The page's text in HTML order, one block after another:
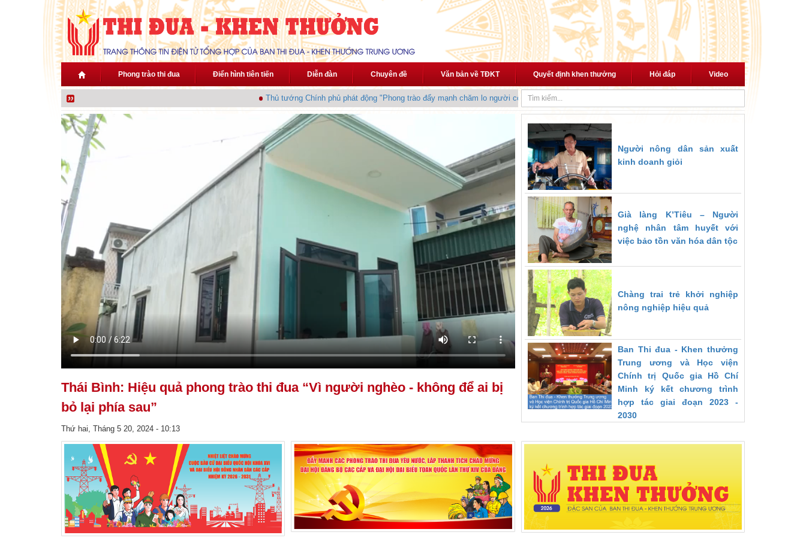
Nhảy đến nội dung
Phong trào thi đua Điển hình tiên tiến Diễn đàn Chuyên đề Văn bản về TĐKT Quyết định khen thưởng Hỏi đáp Video
Thủ tướng Chính phủ phát động "Phong trào đẩy mạnh chăm lo người có công với cách mạng"
Thái Bình: Hiệu quả phong trào thi đua “Vì người nghèo - không để ai bị
bỏ lại phía sau”
Thứ hai, Tháng 5 20, 2024 - 10:13
Người nông dân sản xuất
kinh doanh giỏi
Già làng K’Tiêu – Người
nghệ nhân tâm huyết với
việc bảo tồn văn hóa dân tộc
Chàng trai trẻ khởi nghiệp
nông nghiệp hiệu quả
Ban Thi đua - Khen thưởng
Trung ương và Học viện
Chính trị Quốc gia Hồ Chí
Minh ký kết chương trình
hợp tác giai đoạn 2023 -
2030
lao động nước ngoài
Người cán bộ tâm huyết với